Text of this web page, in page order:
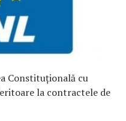
Constituţională cu
la contractele de